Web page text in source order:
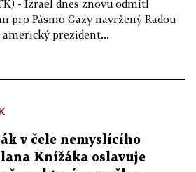
- Izrael dnes znovu odmítl
pro Pásmo Gazy navržený Radou
prezident...
v čele nemyslícího
Knížáka oslavuje